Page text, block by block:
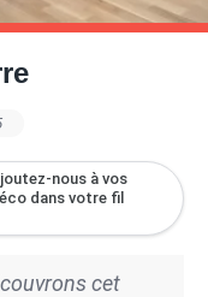
nous à vos
dans votre fil
cet